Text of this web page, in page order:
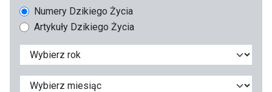
Numery Dzikiego Życia
Artykuły Dzikiego Życia